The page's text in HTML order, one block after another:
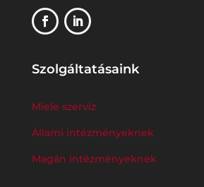
Szolgáltatásaink
Miele szerviz
Állami intézményeknek
Magán intézményeknek